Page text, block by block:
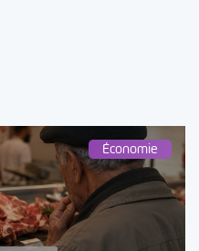
Économie